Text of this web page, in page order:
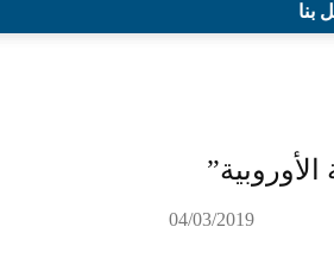
بنا
04/03/2019